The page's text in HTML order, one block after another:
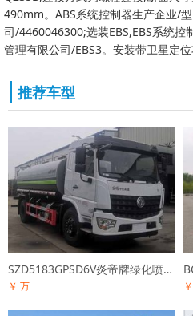
490mm。ABS系统控制器生产企业/
司/4460046300;选装EBS,EBS系统
管理有限公司/EBS3。安装带卫星定位
推荐车型
SZD5183GPSD6V炎帝牌绿化喷洒车
￥ 万